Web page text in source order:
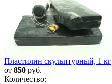
Пластилин скульптурный, 1 кг
от 850 руб.
Количество: